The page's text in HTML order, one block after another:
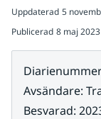
Uppdaterad 5
Publicerad 8 maj 2023
Avsändare:
Besvarad: